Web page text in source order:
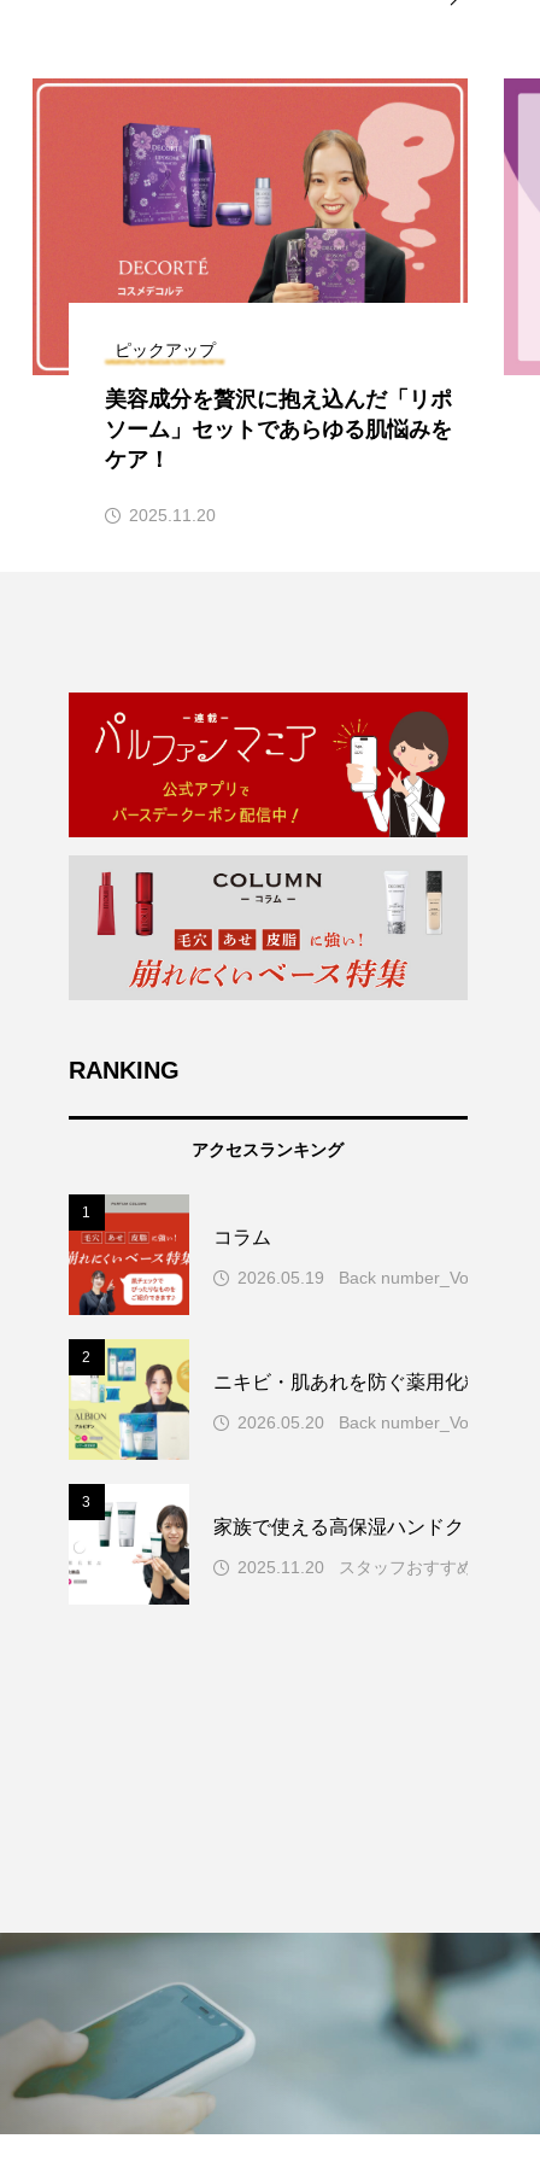
ピックアップ
美容成分を贅沢に抱え込んだ「リポ
ソーム」セットであらゆる肌悩みを
ケア！
2025.11.20
RANKING
アクセスランキング
1
コラム
2026.05.19 Back number_Vol.77
2
ニキビ・肌あれを防ぐ薬用化粧水！
2026.05.20 Back number_Vol.77
3
家族で使える高保湿ハンドクリーム
2025.11.20 スタッフおすすめ